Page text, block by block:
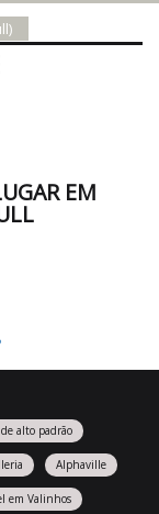
EM
de alto padrão
Alphaville
em Valinhos